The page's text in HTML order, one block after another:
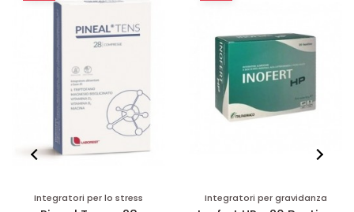
Integratori per lo stress Integratori per gravidanza